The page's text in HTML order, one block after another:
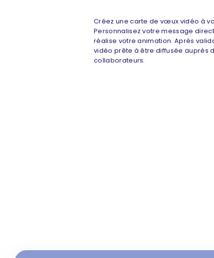
Créez une carte de vœux vidéo à
Personnalisez votre message
réalise votre animation. Après
vidéo prête à être diffusée auprès
collaborateurs.